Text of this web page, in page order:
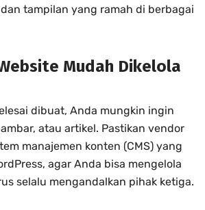
tampilan yang ramah di berbagai
Mudah Dikelola
dibuat, Anda mungkin ingin
atau artikel. Pastikan vendor
manajemen konten (CMS) yang
agar Anda bisa mengelola
selalu mengandalkan pihak ketiga.